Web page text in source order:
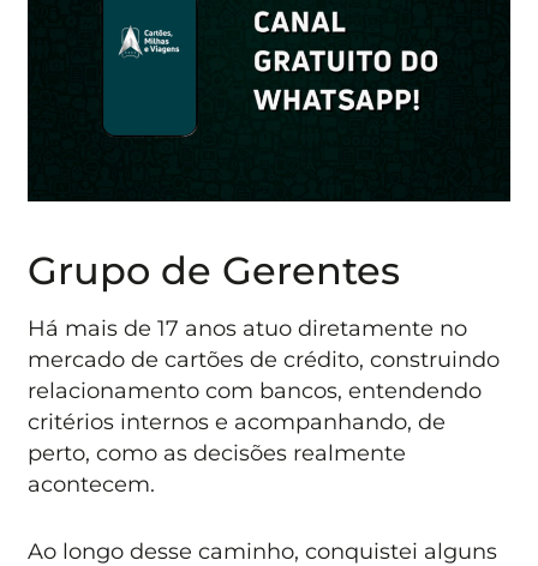
Grupo de Gerentes
Há mais de 17 anos atuo diretamente no
mercado de cartões de crédito, construindo
relacionamento com bancos, entendendo
critérios internos e acompanhando, de
perto, como as decisões realmente
acontecem.
Ao longo desse caminho, conquistei alguns